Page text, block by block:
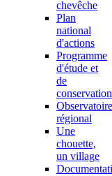
chevêche
Plan
national
d'actions
Programme
d'étude et
de
conservation
Observatoire
régional
Une
chouette,
un village